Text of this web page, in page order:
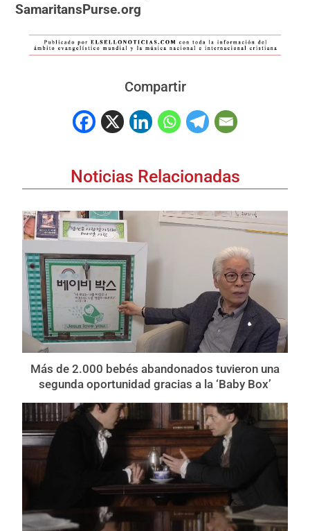
SamaritansPurse.org
Compartir
Noticias Relacionadas
Más de 2.000 bebés abandonados tuvieron una
segunda oportunidad gracias a la ‘Baby Box’